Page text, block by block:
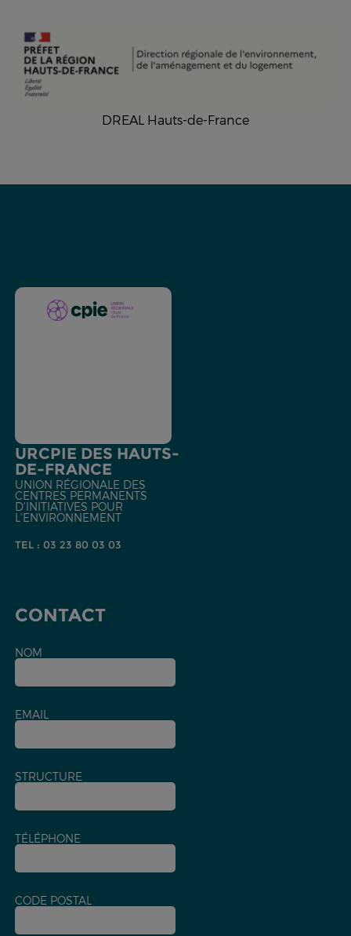
DREAL Hauts-de-France
URCPIE DES HAUTS-
DE-FRANCE
UNION RÉGIONALE DES
CENTRES PERMANENTS
D'INITIATIVES POUR
L'ENVIRONNEMENT
TEL : 03 23 80 03 03
CONTACT
NOM
EMAIL
STRUCTURE
TÉLÉPHONE
CODE POSTAL